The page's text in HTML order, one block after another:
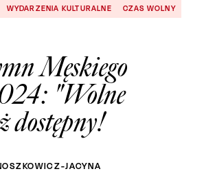
WYDARZENIA KULTURALNE
CZAS WOLNY
Męskiego
"Wolne
dostępny!
JACYNA